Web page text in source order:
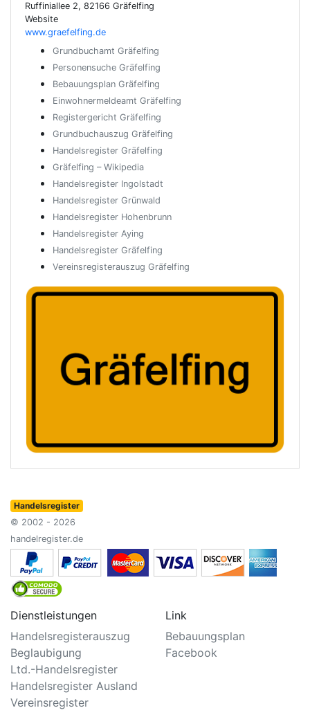
Ruffiniallee 2, 82166 Gräfelfing
Website
www.graefelfing.de
Grundbuchamt Gräfelfing
Personensuche Gräfelfing
Bebauungsplan Gräfelfing
Einwohnermeldeamt Gräfelfing
Registergericht Gräfelfing
Grundbuchauszug Gräfelfing
Handelsregister Gräfelfing
Gräfelfing – Wikipedia
Handelsregister Ingolstadt
Handelsregister Grünwald
Handelsregister Hohenbrunn
Handelsregister Aying
Handelsregister Gräfelfing
Vereinsregisterauszug Gräfelfing
Handelsregister
© 2002 - 2026
handelregister.de
Dienstleistungen
Handelsregisterauszug
Beglaubigung
Ltd.-Handelsregister
Handelsregister Ausland
Vereinsregister
Link
Bebauungsplan
Facebook